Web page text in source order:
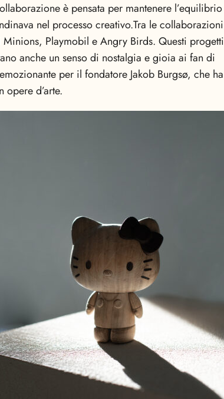
è pensata per mantenere l’equilibrio
nel processo creativo.Tra le collaborazioni
Playmobil e Angry Birds. Questi progetti
anche un senso di nostalgia e gioia ai fan di
per il fondatore Jakob Burgsø, che ha
d’arte.